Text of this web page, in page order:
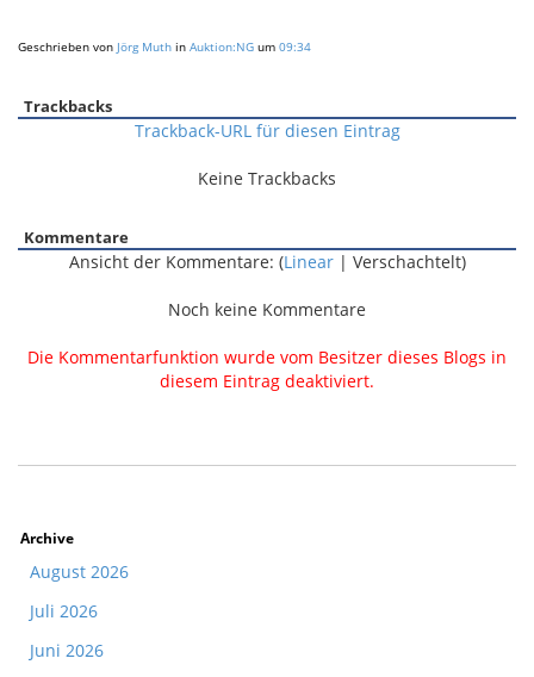
Geschrieben von Jörg Muth in Auktion:NG um 09:34
Trackbacks
Trackback-URL für diesen Eintrag
Keine Trackbacks
Kommentare
Ansicht der Kommentare: (Linear| Verschachtelt)
Noch keine Kommentare
Die Kommentarfunktion wurde vom Besitzer dieses Blogs in
diesem Eintrag deaktiviert.
Archive
August 2026
Juli 2026
Juni 2026